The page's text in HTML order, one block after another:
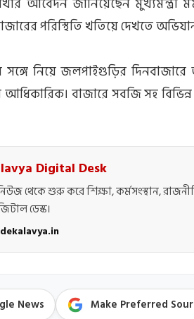
পরিস্থিতি খতিয়ে দেখতে
সঙ্গে নিয়ে জলপাইগুড়ির
বাজারে সবজি সহ
Digital Desk
নিউজ থেকে শুরু করে শিক্ষা, কর্মসংস্থান,
ডেস্ক।
News Make Preferred